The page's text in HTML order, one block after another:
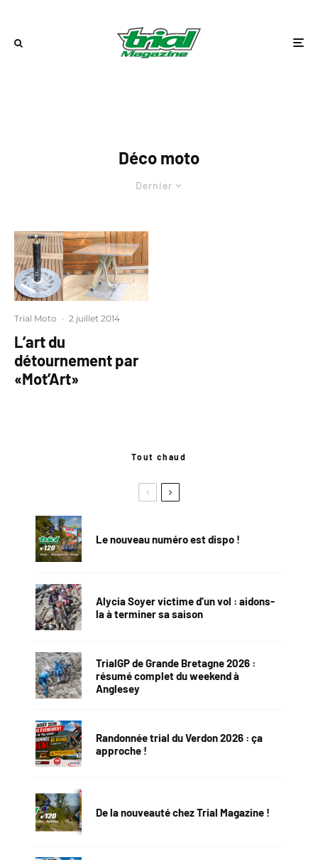
Déco moto
Dernier
Trial Moto · 2 juillet 2014
L’art du
détournement par
«Mot’Art»
Tout chaud
Le nouveau numéro est dispo !
Alycia Soyer victime d’un vol : aidons-
la à terminer sa saison
TrialGP de Grande Bretagne 2026 :
résumé complet du weekend à
Anglesey
Randonnée trial du Verdon 2026 : ça
approche !
De la nouveauté chez Trial Magazine !